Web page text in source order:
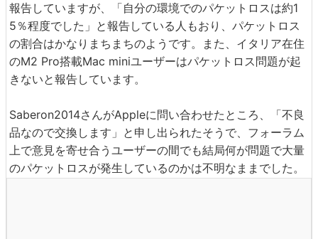
報告していますが、「自分の環境でのパケットロスは約1
5％程度でした」と報告している人もおり、パケットロス
の割合はかなりまちまちのようです。また、イタリア在住
のM2 Pro搭載Mac miniユーザーはパケットロス問題が起
きないと報告しています。
Saberon2014さんがAppleに問い合わせたところ、「不良
品なので交換します」と申し出られたそうで、フォーラム
上で意見を寄せ合うユーザーの間でも結局何が問題で大量
のパケットロスが発生しているのかは不明なままでした。